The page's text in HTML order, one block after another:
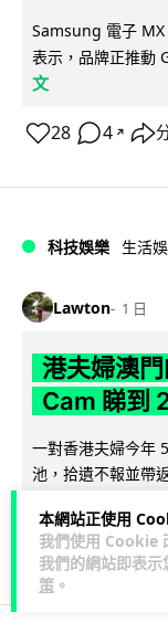
本網站正使用
我們使用 Cookie
我們的網站即表
策 。
Samsung 電子 MX
表示，品牌正推動
文
28 4 ↗
科技娛樂 生活
Lawton 1 日
港夫婦澳
Cam 睇到
一對香港夫婦今年
池，拾遺不報並帶
539 75 ↗